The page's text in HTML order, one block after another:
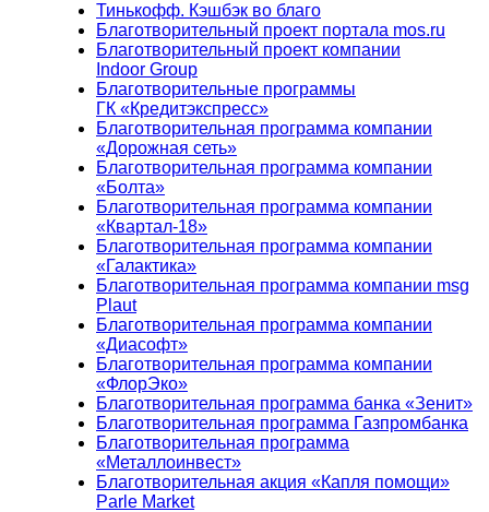
Тинькофф. Кэшбэк во благо
Благотворительный проект портала mos.ru
Благотворительный проект компании
Indoor Group
Благотворительные программы
ГК «Кредитэкспресс»
Благотворительная программа компании
«Дорожная сеть»
Благотворительная программа компании
«Болта»
Благотворительная программа компании
«Квартал-18»
Благотворительная программа компании
«Галактика»
Благотворительная программа компании msg
Plaut
Благотворительная программа компании
«Диасофт»
Благотворительная программа компании
«ФлорЭко»
Благотворительная программа банка «Зенит»
Благотворительная программа Газпромбанка
Благотворительная программа
«Металлоинвест»
Благотворительная акция «Капля помощи»
Parle Market